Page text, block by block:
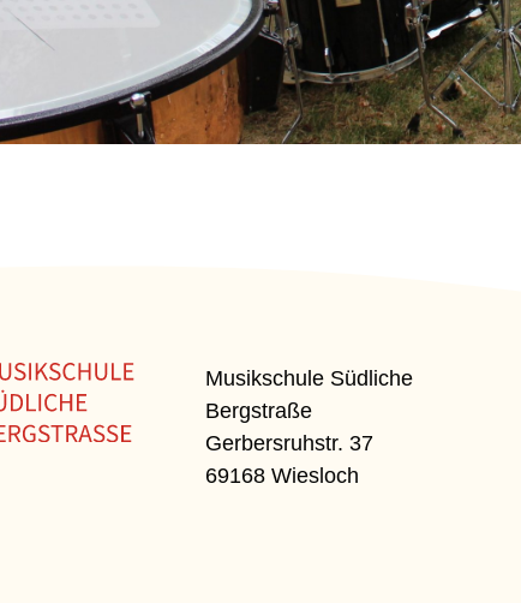
Musikschule Südliche
Bergstraße
Gerbersruhstr. 37
69168 Wiesloch